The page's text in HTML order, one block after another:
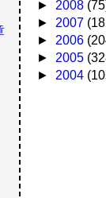
► 2008
► 2007
► 2006
► 2005
► 2004